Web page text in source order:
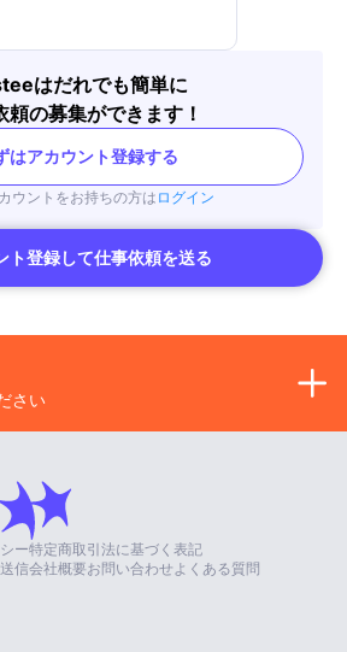
はだれでも簡単に
頼の募集ができます！
はアカウント登録する
ウントをお持ちの方はログイン
ト登録して仕事依頼を送る
さい
ー特定商取引法に基づく表記
信会社概要お問い合わせ よくある質問